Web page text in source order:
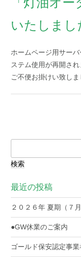
いたしまし
ホームページ用サー
ステム使用が再開され
ご不便お掛けい致し
索:
最近の投稿
２０２６年 夏期（７
●GW休業のご案内
ゴールド保安認定事